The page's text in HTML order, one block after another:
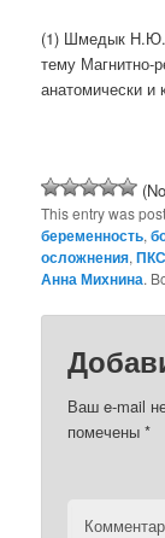
(1) Шмедык Н.Ю.
тему Магнитно-
анатомически и
This entry was
беременность,
осложнения,ПКС
Анна Михнина.
Ваш e-mail
помечены*